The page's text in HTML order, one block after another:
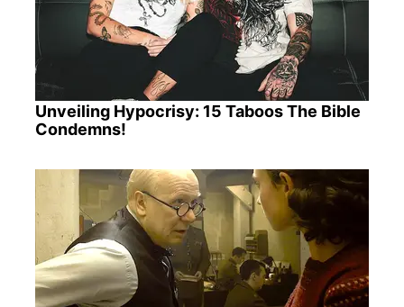
Unveiling Hypocrisy: 15 Taboos The Bible
Condemns!